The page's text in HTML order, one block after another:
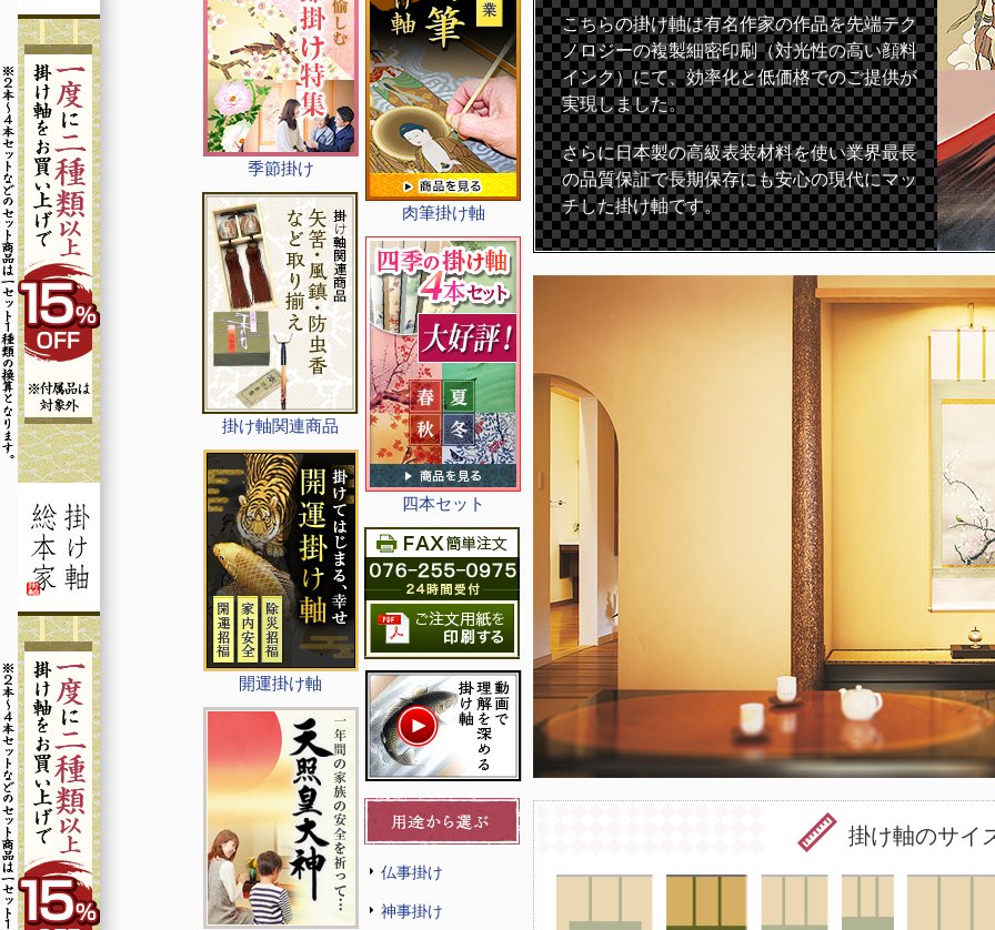
季節掛け
掛け軸関連商品
開運掛け軸
肉筆掛け軸
四本セット
仏事掛け
神事掛け
こちらの掛け軸は有名作家の作品を先端テク
ノロジーの複製細密印刷（対光性の高い顔料
インク）にて、効率化と低価格でのご提供が
実現しました。
さらに日本製の高級表装材料を使い業界最長
の品質保証で長期保存にも安心の現代にマッ
チした掛け軸です。
掛け軸のサイ